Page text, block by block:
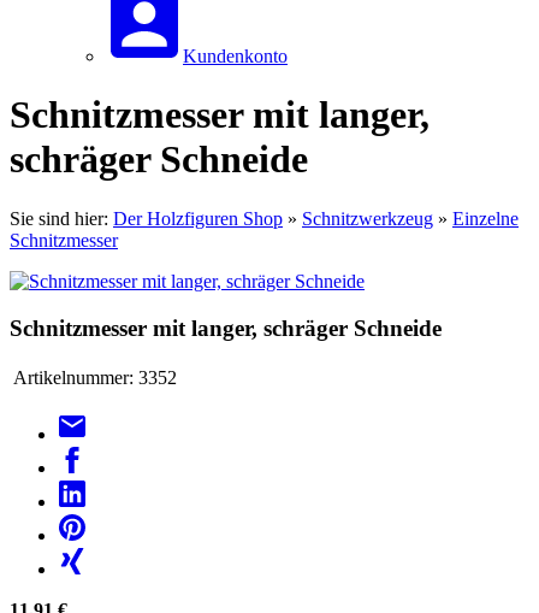
Kundenkonto
Schnitzmesser mit langer,
schräger Schneide
Sie sind hier: Der Holzfiguren Shop » Schnitzwerkzeug » Einzelne
Schnitzmesser
Schnitzmesser mit langer, schräger Schneide
Artikelnummer: 3352